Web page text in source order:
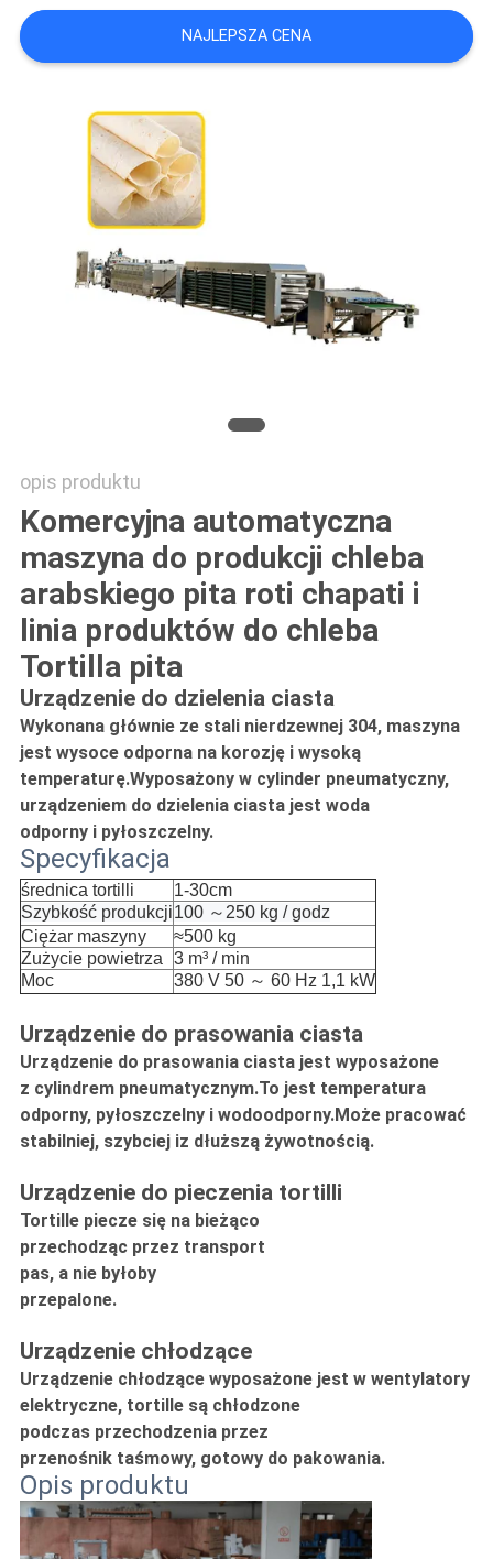
WYCENĘ
SITEMAP
PRIVACY
POLICY
NAJLEPSZA CENA
opis produktu
Komercyjna automatyczna
maszyna do produkcji chleba
arabskiego pita roti chapati i
linia produktów do chleba
Tortilla pita
Urządzenie do dzielenia ciasta
Wykonana głównie ze stali nierdzewnej 304, maszyna
jest wysoce odporna na korozję i wysoką
temperaturę.Wyposażony w cylinder pneumatyczny,
urządzeniem do dzielenia ciasta jest woda
odporny i pyłoszczelny.
Specyfikacja
średnica tortilli
1-30cm
Szybkość produkcji100 ～250 kg / godz
Ciężar maszyny
≈500 kg
Zużycie powietrza 3 m³ / min
Moc
380 V 50 ～ 60 Hz 1,1 kW
Urządzenie do prasowania ciasta
Urządzenie do prasowania ciasta jest wyposażone
z cylindrem pneumatycznym.To jest temperatura
odporny, pyłoszczelny i wodoodporny.Może pracować
stabilniej, szybciej iz dłuższą żywotnością.
Urządzenie do pieczenia tortilli
Tortille piecze się na bieżąco
przechodząc przez transport
pas, a nie byłoby
przepalone.
Urządzenie chłodzące
Urządzenie chłodzące wyposażone jest w wentylatory
elektryczne, tortille są chłodzone
podczas przechodzenia przez
przenośnik taśmowy, gotowy do pakowania.
Opis produktu